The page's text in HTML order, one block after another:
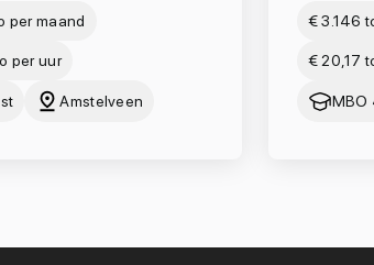
per maand
per uur
Amstelveen
€ 3.146
€ 20,17
MBO